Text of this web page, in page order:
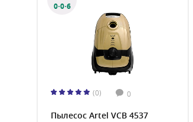
0·0·6
(0) 0
Пылесос Artel VCB 4537